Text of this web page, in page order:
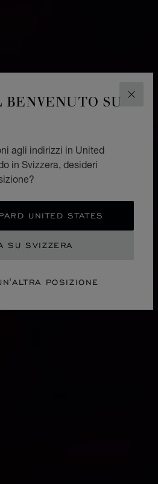
SU
agli indirizzi in United
in Svizzera, desideri
UNITED STATES
SU SVIZZERA
POSIZIONE